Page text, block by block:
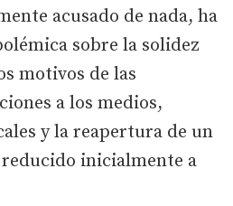
acusado de nada, ha
sobre la solidez
motivos de las
a los medios,
y la reapertura de un
reducido inicialmente a